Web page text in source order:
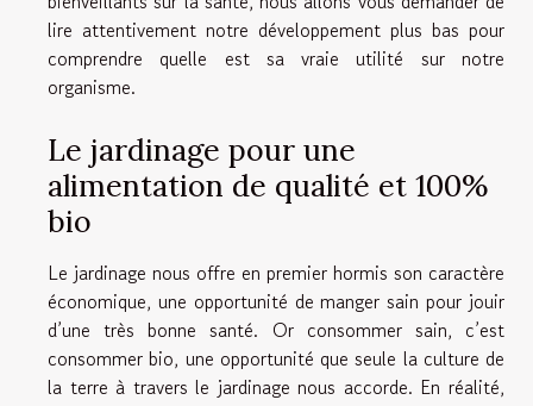
lire attentivement notre développement plus bas pour
comprendre quelle est sa vraie utilité sur notre
organisme.
Le jardinage pour une
alimentation de qualité et 100%
bio
Le jardinage nous offre en premier hormis son caractère
économique, une opportunité de manger sain pour jouir
d’une très bonne santé. Or consommer sain, c’est
consommer bio, une opportunité que seule la culture de
la terre à travers le jardinage nous accorde. En réalité,